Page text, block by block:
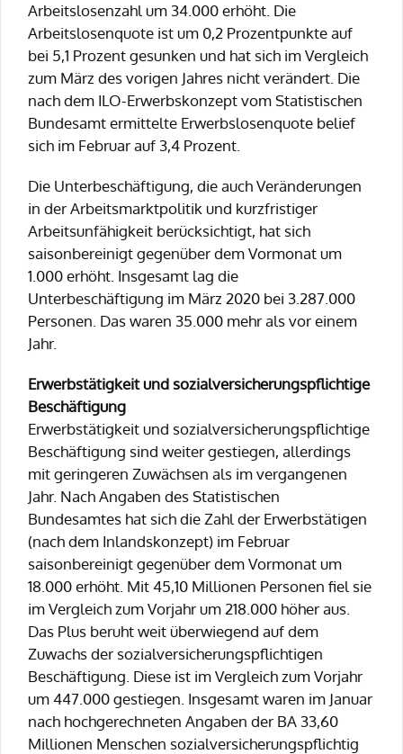
Arbeitslosenzahl um 34.000 erhöht. Die
Arbeitslosenquote ist um 0,2 Prozentpunkte auf
bei 5,1 Prozent gesunken und hat sich im Vergleich
zum März des vorigen Jahres nicht verändert. Die
nach dem ILO-Erwerbskonzept vom Statistischen
Bundesamt ermittelte Erwerbslosenquote belief
sich im Februar auf 3,4 Prozent.
Die Unterbeschäftigung, die auch Veränderungen
in der Arbeitsmarktpolitik und kurzfristiger
Arbeitsunfähigkeit berücksichtigt, hat sich
saisonbereinigt gegenüber dem Vormonat um
1.000 erhöht. Insgesamt lag die
Unterbeschäftigung im März 2020 bei 3.287.000
Personen. Das waren 35.000 mehr als vor einem
Jahr.
Erwerbstätigkeit und sozialversicherungspflichtige
Beschäftigung
Erwerbstätigkeit und sozialversicherungspflichtige
Beschäftigung sind weiter gestiegen, allerdings
mit geringeren Zuwächsen als im vergangenen
Jahr. Nach Angaben des Statistischen
Bundesamtes hat sich die Zahl der Erwerbstätigen
(nach dem Inlandskonzept) im Februar
saisonbereinigt gegenüber dem Vormonat um
18.000 erhöht. Mit 45,10 Millionen Personen fiel sie
im Vergleich zum Vorjahr um 218.000 höher aus.
Das Plus beruht weit überwiegend auf dem
Zuwachs der sozialversicherungspflichtigen
Beschäftigung. Diese ist im Vergleich zum Vorjahr
um 447.000 gestiegen. Insgesamt waren im Januar
nach hochgerechneten Angaben der BA 33,60
Millionen Menschen sozialversicherungspflichtig